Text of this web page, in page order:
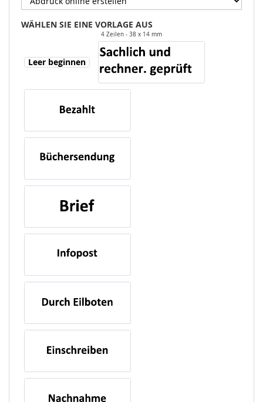
WÄHLEN SIE EINE VORLAGE AUS
4 Zeilen 38 x 14 mm
Leer beginnen